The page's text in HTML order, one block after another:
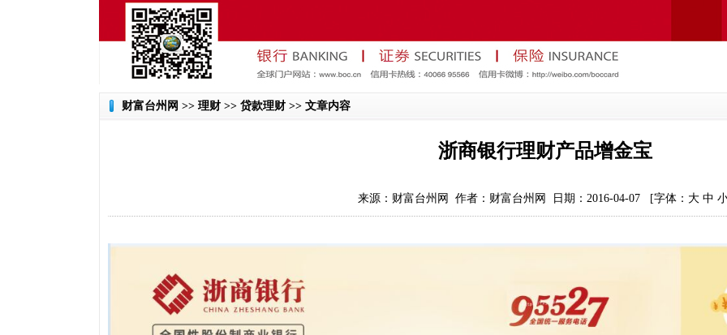
财富台州网 >> 理财 >> 贷款理财 >> 文章内容
浙商银行理财产品增金宝
来源：财富台州网 作者：财富台州网 日期：2016-04-07 [字体： 大 中